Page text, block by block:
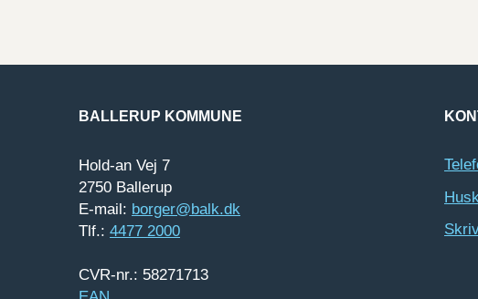
BALLERUP KOMMUNE
Hold-an Vej 7
2750 Ballerup
E-mail: borger@balk.dk
Tlf.: 4477 2000
CVR-nr.: 58271713